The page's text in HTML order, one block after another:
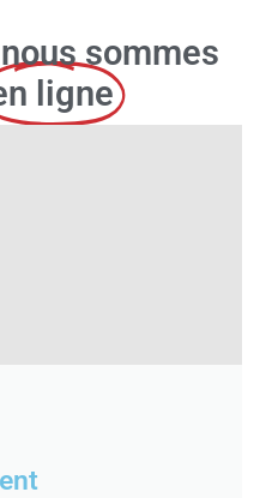
sommes
ligne